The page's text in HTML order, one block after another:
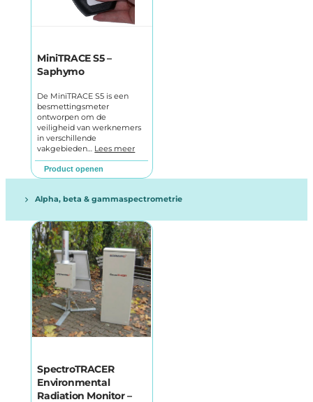
MiniTRACE S5 –
Saphymo
De MiniTRACE S5 is een
besmettingsmeter
ontworpen om de
veiligheid van werknemers
in verschillende
vakgebieden… Lees meer
Product openen
Alpha, beta & gammaspectrometrie
SpectroTRACER
Environmental
Radiation Monitor –